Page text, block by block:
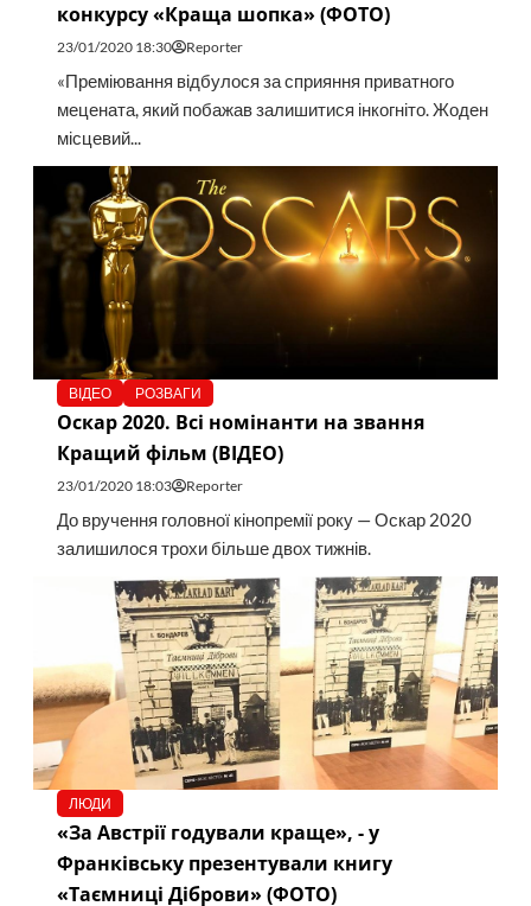
конкурсу «Краща шопка» (ФОТО)
23/01/2020 18:30 Reporter
«Преміювання відбулося за сприяння приватного
мецената, який побажав залишитися інкогніто. Жоден
місцевий...
ВІДЕО РОЗВАГИ
Оскар 2020. Всі номінанти на звання
Кращий фільм (ВІДЕО)
23/01/2020 18:03 Reporter
До вручення головної кінопремії року — Оскар 2020
залишилося трохи більше двох тижнів.
ЛЮДИ
«За Австрії годували краще», - у
Франківську презентували книгу
«Таємниці Діброви» (ФОТО)